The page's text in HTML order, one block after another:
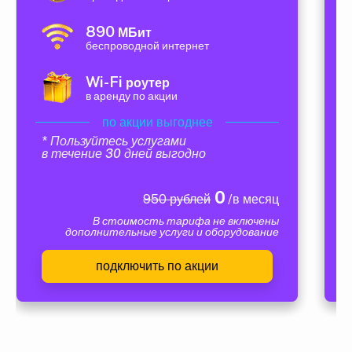
890 МБит
беспроводной интернет
Wi-Fi роутер
в аренду по акции
по акции выгоднее
* Пользуйтесь услугами
в течение 30 дней выгодно
950 рублей0 /в месяц
В стоимость тарифа не включены
дополнительные услуги и оборудование
подключить по акции